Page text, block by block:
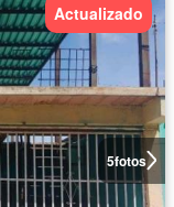
5fotos
Actualizado